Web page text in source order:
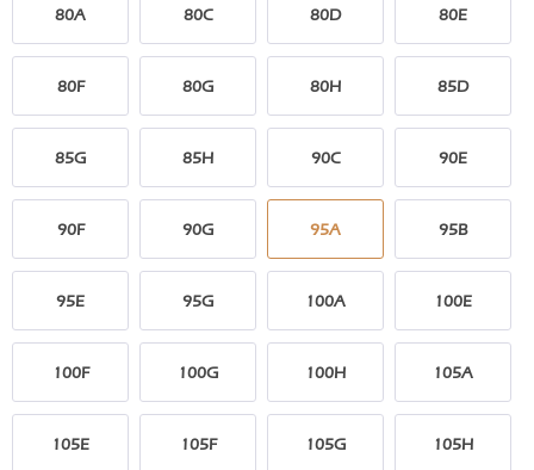
80A 80C 80D 80E
80F 80G 80H 85D
85G 85H 90C 90E
90F 90G 95A 95B
95E 95G 100A 100E
100F 100G 100H 105A
105E 105F 105G 105H